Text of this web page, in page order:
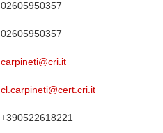
02605950357
02605950357
carpineti@cri.it
cl.carpineti@cert.cri.it
+390522618221